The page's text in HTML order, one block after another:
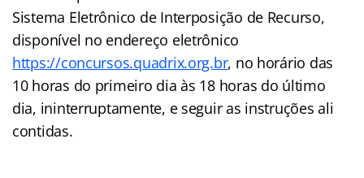
Sistema Eletrônico de Interposição de Recurso,
disponível no endereço eletrônico
https://concursos.quadrix.org.br, no horário das
10 horas do primeiro dia às 18 horas do último
dia, ininterruptamente, e seguir as instruções ali
contidas.